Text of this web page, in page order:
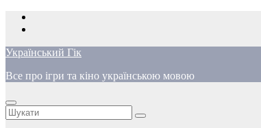
Перейти
Український Гік
Все про ігри та кіно українською мовою